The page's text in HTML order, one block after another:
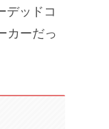
デッドコ
カーだっ